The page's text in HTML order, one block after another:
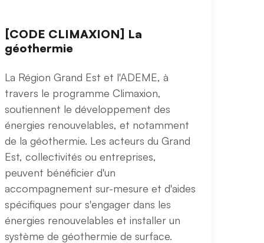
[CODE CLIMAXION] La
géothermie
La Région Grand Est et l'ADEME, à
travers le programme Climaxion,
soutiennent le développement des
énergies renouvelables, et notamment
de la géothermie. Les acteurs du Grand
Est, collectivités ou entreprises,
peuvent bénéficier d'un
accompagnement sur-mesure et d'aides
spécifiques pour s'engager dans les
énergies renouvelables et installer un
système de géothermie de surface.